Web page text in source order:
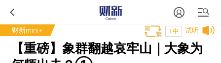
财新mini+ 试听
T中
【重磅】象群翻越哀牢山｜大象为